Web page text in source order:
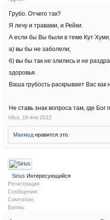
Грубо. Отчего так?
Я лечу и травами, и Рейки.
А если бы Вы были в теме Кут
а) вы бы не заболели;
б) вы бы так не злились и не
здоровья.
Ваша грубость раскрывает Вас как
Не ставь знак вопроса там, где Бог
Vilsa 19 янв 2012
Махмуд нравится это.
Sirius Интересующийся
Регистрация:
Сообщения:
Симпатии:
Баллы: